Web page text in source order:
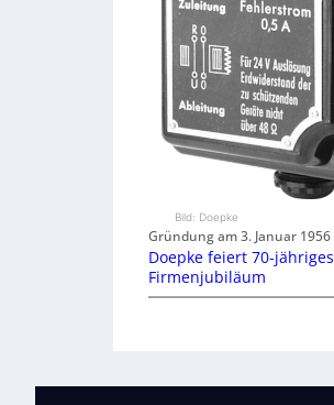
Bild: Doepke
Gründung am 3. Januar 1956
Doepke feiert 70-jähriges
Firmenjubiläum